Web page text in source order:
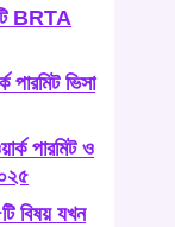
BRTA
পারমিট ভিসা
পারমিট ও
বিষয় যখন